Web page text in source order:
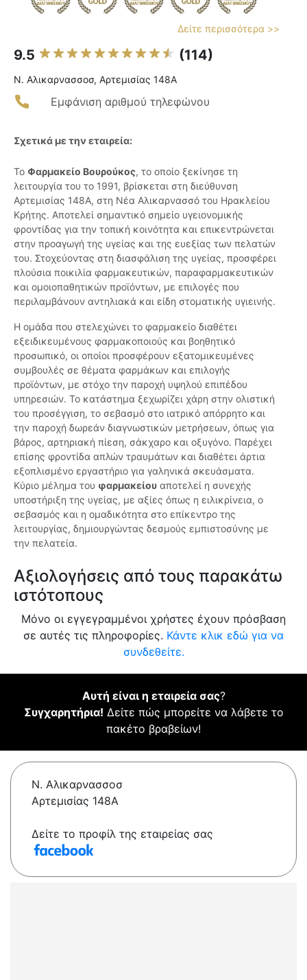
Δείτε περισσότερα >>
9.5 (114)
Ν. Αλικαρνασσοσ, Αρτεμισίας 148Α
Εμφάνιση αριθμού τηλεφώνου
Σχετικά με την εταιρεία:
Το Φαρμακείο Βουρούκος, το οποίο ξεκίνησε τη
λειτουργία του το 1991, βρίσκεται στη διεύθυνση
Αρτεμισίας 148Α, στη Νέα Αλικαρνασσό του Ηρακλείου
Κρήτης. Αποτελεί σημαντικό σημείο υγειονομικής
φροντίδας για την τοπική κοινότητα και επικεντρώνεται
στην προαγωγή της υγείας και της ευεξίας των πελατών
του. Στοχεύοντας στη διασφάλιση της υγείας, προσφέρει
πλούσια ποικιλία φαρμακευτικών, παραφαρμακευτικών
και ομοιοπαθητικών προϊόντων, με επιλογές που
περιλαμβάνουν αντηλιακά και είδη στοματικής υγιεινής.
Η ομάδα που στελεχώνει το φαρμακείο διαθέτει
εξειδικευμένους φαρμακοποιούς και βοηθητικό
προσωπικό, οι οποίοι προσφέρουν εξατομικευμένες
συμβουλές σε θέματα φαρμάκων και επιλογής
προϊόντων, με στόχο την παροχή υψηλού επιπέδου
υπηρεσιών. Το κατάστημα ξεχωρίζει χάρη στην ολιστική
του προσέγγιση, το σεβασμό στο ιατρικό απόρρητο και
την παροχή δωρεάν διαγνωστικών μετρήσεων, όπως για
βάρος, αρτηριακή πίεση, σάκχαρο και οξυγόνο. Παρέχει
επίσης φροντίδα απλών τραυμάτων και διαθέτει άρτια
εξοπλισμένο εργαστήριο για γαληνικά σκευάσματα.
Κύριο μέλημα του φαρμακείου αποτελεί η συνεχής
υποστήριξη της υγείας, με αξίες όπως η ειλικρίνεια, ο
σεβασμός και η ομαδικότητα στο επίκεντρο της
λειτουργίας, δημιουργώντας δεσμούς εμπιστοσύνης με
την πελατεία.
Αξιολογήσεις από τους παρακάτω
ιστότοπους
Μόνο οι εγγεγραμμένοι χρήστες έχουν πρόσβαση
σε αυτές τις πληροφορίες. Κάντε κλικ εδώ για να
συνδεθείτε.
Αυτή είναι η εταιρεία σας?
Συγχαρητήρια! Δείτε πώς μπορείτε να λάβετε το
πακέτο βραβείων!
Ν. Αλικαρνασσοσ
Αρτεμισίας 148Α
Δείτε το προφίλ της εταιρείας σας